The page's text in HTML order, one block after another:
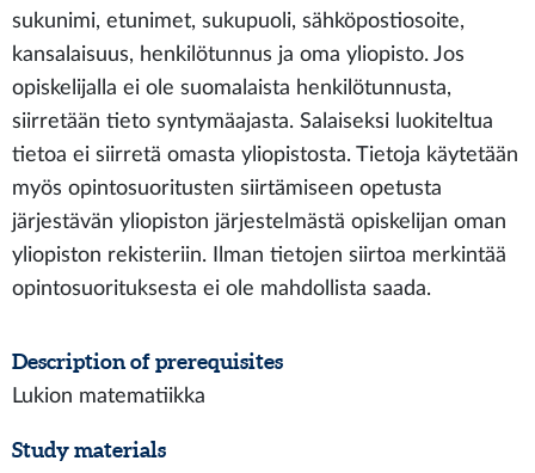
sukunimi, etunimet, sukupuoli, sähköpostiosoite,
kansalaisuus, henkilötunnus ja oma yliopisto. Jos
opiskelijalla ei ole suomalaista henkilötunnusta,
siirretään tieto syntymäajasta. Salaiseksi luokiteltua
tietoa ei siirretä omasta yliopistosta. Tietoja käytetään
myös opintosuoritusten siirtämiseen opetusta
järjestävän yliopiston järjestelmästä opiskelijan oman
yliopiston rekisteriin. Ilman tietojen siirtoa merkintää
opintosuorituksesta ei ole mahdollista saada.
Description of prerequisites
Lukion matematiikka
Study materials